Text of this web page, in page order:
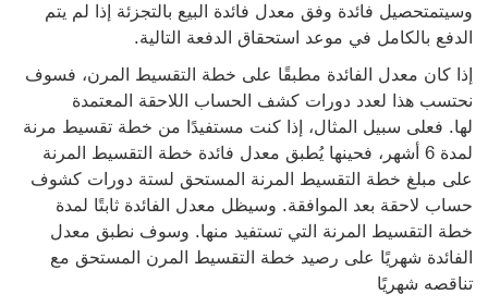
وسيتمتحصيل فائدة وفق معدل فائدة البيع بالتجزئة إذا لم يتم
الدفع بالكامل في موعد استحقاق الدفعة التالية.
إذا كان معدل الفائدة مطبقًا على خطة التقسيط المرن، فسوف
نحتسب هذا لعدد دورات كشف الحساب اللاحقة المعتمدة
لها. فعلى سبيل المثال، إذا كنت مستفيدًا من خطة تقسيط مرنة
لمدة 6 أشهر، فحينها يُطبق معدل فائدة خطة التقسيط المرنة
على مبلغ خطة التقسيط المرنة المستحق لستة دورات كشوف
حساب لاحقة بعد الموافقة. وسيظل معدل الفائدة ثابتًا لمدة
خطة التقسيط المرنة التي تستفيد منها. وسوف نطبق معدل
الفائدة شهريًا على رصيد خطة التقسيط المرن المستحق مع
تناقصه شهريًا